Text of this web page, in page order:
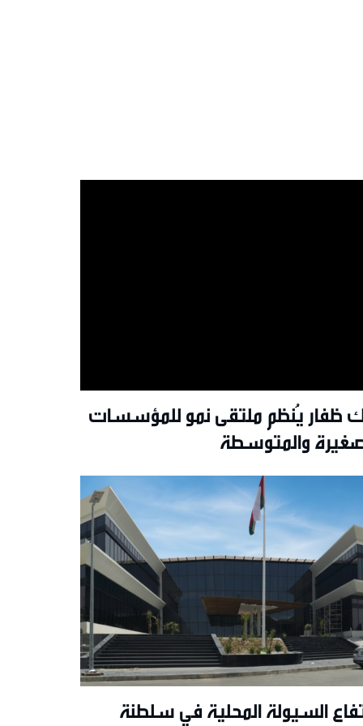
ظفار يُنظم ملتقى نمو للمؤسسات
والمتوسطة
السيولة المحلية في سلطنة